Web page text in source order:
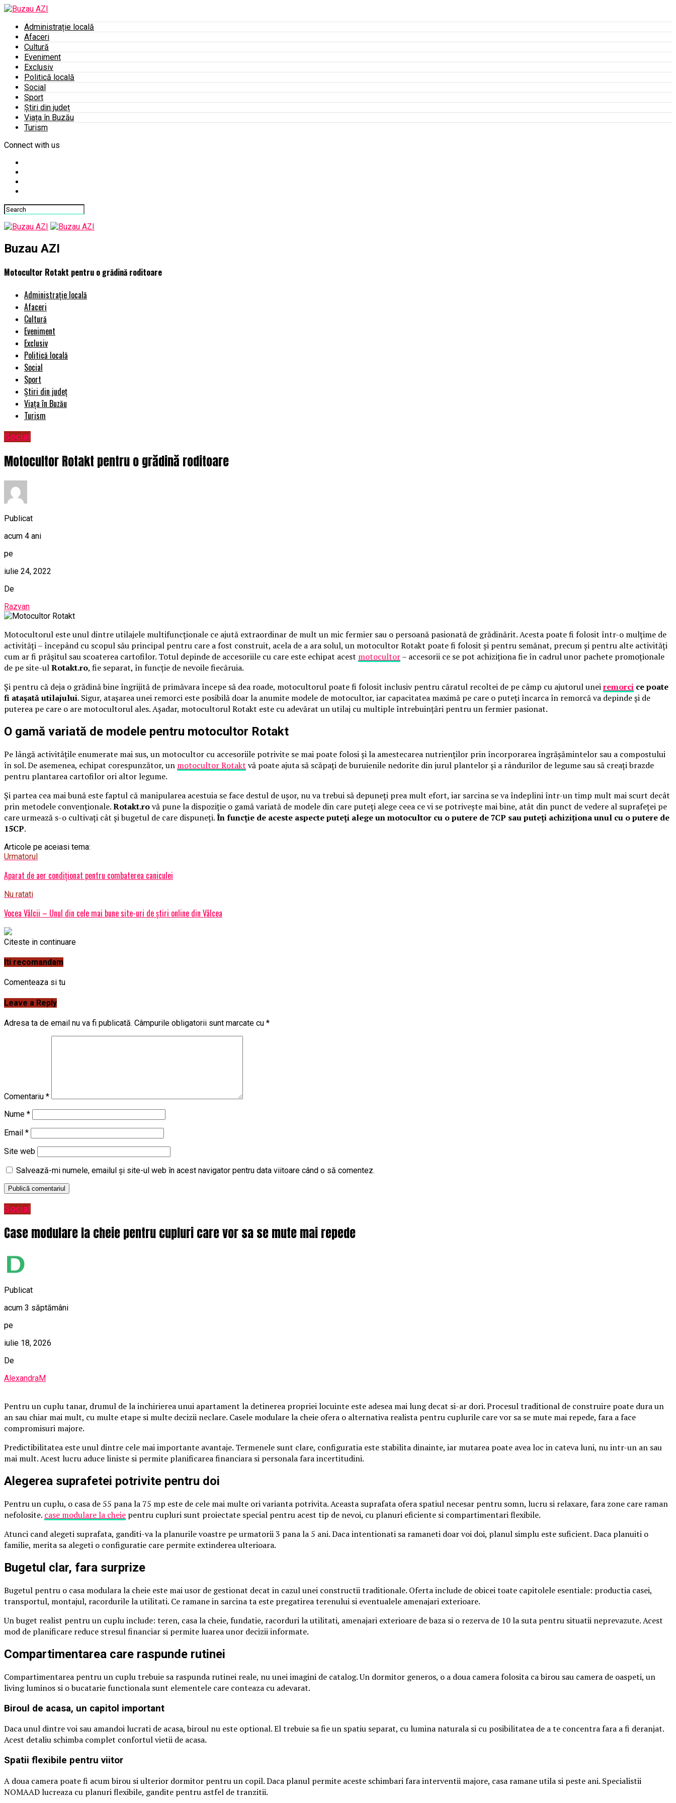
Administrație locală
Afaceri
Cultură
Eveniment
Exclusiv
Politică locală
Social
Sport
Știri din județ
Viața în Buzău
Turism
Connect with us
Buzau AZI
Motocultor Rotakt pentru o grădină roditoare
Administrație locală
Afaceri
Cultură
Eveniment
Exclusiv
Politică locală
Social
Sport
Știri din județ
Viața în Buzău
Turism
Social
Motocultor Rotakt pentru o grădină roditoare
Publicat
acum 4 ani
pe
iulie 24, 2022
De
Razvan
Motocultorul este unul dintre utilajele multifuncţionale ce ajută extraordinar de mult un mic fermier sau o persoană pasionată de grădinărit. Acesta poate fi folosit într-o mulţime de
activităţi – începând cu scopul său principal pentru care a fost construit, acela de a ara solul, un motocultor Rotakt poate fi folosit şi pentru semănat, precum şi pentru alte activităţi
cum ar fi prăşitul sau scoaterea cartofilor. Totul depinde de accesoriile cu care este echipat acest motocultor– accesorii ce se pot achiziţiona fie în cadrul unor pachete promoţionale
de pe site-ulRotakt.ro, fie separat, în funcţie de nevoile fiecăruia.
Şi pentru că deja o grădină bine îngrijită de primăvara începe să dea roade, motocultorul poate fi folosit inclusiv pentru căratul recoltei de pe câmp cu ajutorul uneiremorci ce poate
fi ataşată utilajului. Sigur, ataşarea unei remorci este posibilă doar la anumite modele de motocultor, iar capacitatea maximă pe care o puteţi încarca în remorcă va depinde şi de
puterea pe care o are motocultorul ales. Aşadar, motocultorul Rotakt este cu adevărat un utilaj cu multiple întrebuinţări pentru un fermier pasionat.
O gamă variată de modele pentru motocultor Rotakt
Pe lângă activităţile enumerate mai sus, un motocultor cu accesoriile potrivite se mai poate folosi şi la amestecarea nutrienţilor prin încorporarea îngrăşămintelor sau a compostului
în sol. De asemenea, echipat corespunzător, un motocultor Rotakt vă poate ajuta să scăpaţi de buruienile nedorite din jurul plantelor şi a rândurilor de legume sau să creaţi brazde
pentru plantarea cartofilor ori altor legume.
Şi partea cea mai bună este faptul că manipularea acestuia se face destul de uşor, nu va trebui să depuneţi prea mult efort, iar sarcina se va îndeplini într-un timp mult mai scurt decât
prin metodele convenţionale.Rotakt.rovă pune la dispoziţie o gamă variată de modele din care puteţi alege ceea ce vi se potriveşte mai bine, atât din punct de vedere al suprafeţei pe
care urmează s-o cultivaţi cât şi bugetul de care dispuneţi.În funcţie de aceste aspecte puteţi alege un motocultor cu o putere de 7CP sau puteţi achiziţiona unul cu o putere de
15CP.
Articole pe aceiasi tema:
Urmatorul
Aparat de aer condiționat pentru combaterea caniculei
Nu ratati
Vocea Vâlcii – Unul din cele mai bune site-uri de știri online din Vâlcea
Citeste in continuare
Iti recomandam
Comenteaza si tu
Leave a Reply
Adresa ta de email nu va fi publicată. Câmpurile obligatorii sunt marcate cu *
Comentariu *
Nume *
Email *
Site web
Salvează-mi numele, emailul și site-ul web în acest navigator pentru data viitoare când o să comentez.
Social
Case modulare la cheie pentru cupluri care vor sa se mute mai repede
Publicat
acum 3 săptămâni
pe
iulie 18, 2026
De
AlexandraM
Pentru un cuplu tanar, drumul de la inchirierea unui apartament la detinerea propriei locuinte este adesea mai lung decat si-ar dori. Procesul traditional de construire poate dura un
an sau chiar mai mult, cu multe etape si multe decizii neclare. Casele modulare la cheie ofera o alternativa realista pentru cuplurile care vor sa se mute mai repede, fara a face
compromisuri majore.
Predictibilitatea este unul dintre cele mai importante avantaje. Termenele sunt clare, configuratia este stabilita dinainte, iar mutarea poate avea loc in cateva luni, nu intr-un an sau
mai mult. Acest lucru aduce liniste si permite planificarea financiara si personala fara incertitudini.
Alegerea suprafetei potrivite pentru doi
Pentru un cuplu, o casa de 55 pana la 75 mp este de cele mai multe ori varianta potrivita. Aceasta suprafata ofera spatiul necesar pentru somn, lucru si relaxare, fara zone care raman
nefolosite. case modulare la cheie pentru cupluri sunt proiectate special pentru acest tip de nevoi, cu planuri eficiente si compartimentari flexibile.
Atunci cand alegeti suprafata, ganditi-va la planurile voastre pe urmatorii 3 pana la 5 ani. Daca intentionati sa ramaneti doar voi doi, planul simplu este suficient. Daca planuiti o
familie, merita sa alegeti o configuratie care permite extinderea ulterioara.
Bugetul clar, fara surprize
Bugetul pentru o casa modulara la cheie este mai usor de gestionat decat in cazul unei constructii traditionale. Oferta include de obicei toate capitolele esentiale: productia casei,
transportul, montajul, racordurile la utilitati. Ce ramane in sarcina ta este pregatirea terenului si eventualele amenajari exterioare.
Un buget realist pentru un cuplu include: teren, casa la cheie, fundatie, racorduri la utilitati, amenajari exterioare de baza si o rezerva de 10 la suta pentru situatii neprevazute. Acest
mod de planificare reduce stresul financiar si permite luarea unor decizii informate.
Compartimentarea care raspunde rutinei
Compartimentarea pentru un cuplu trebuie sa raspunda rutinei reale, nu unei imagini de catalog. Un dormitor generos, o a doua camera folosita ca birou sau camera de oaspeti, un
living luminos si o bucatarie functionala sunt elementele care conteaza cu adevarat.
Biroul de acasa, un capitol important
Daca unul dintre voi sau amandoi lucrati de acasa, biroul nu este optional. El trebuie sa fie un spatiu separat, cu lumina naturala si cu posibilitatea de a te concentra fara a fi deranjat.
Acest detaliu schimba complet confortul vietii de acasa.
Spatii flexibile pentru viitor
A doua camera poate fi acum birou si ulterior dormitor pentru un copil. Daca planul permite aceste schimbari fara interventii majore, casa ramane utila si peste ani. Specialistii
NOMAAD lucreaza cu planuri flexibile, gandite pentru astfel de tranzitii.